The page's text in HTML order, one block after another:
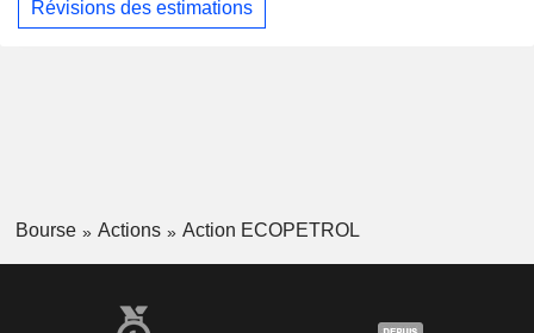
Révisions des estimations
Bourse Actions Action ECOPETROL